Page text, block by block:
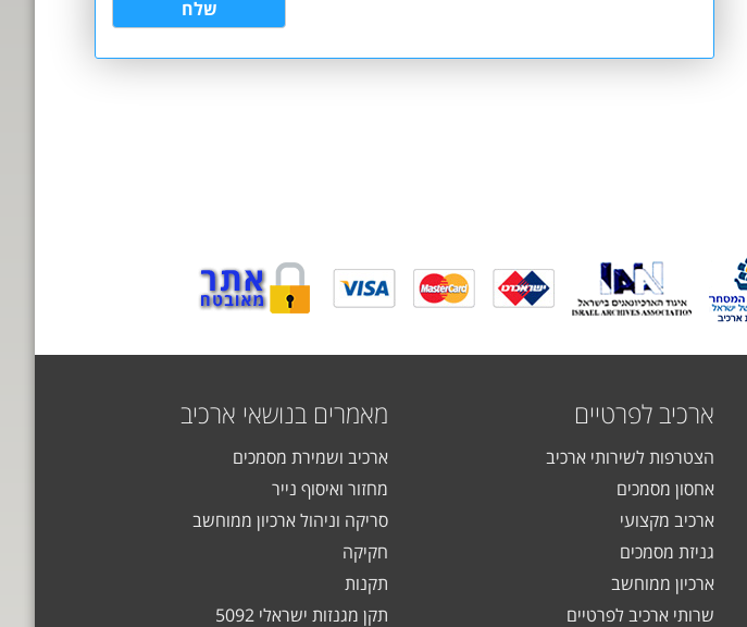
מאמרים בנושאי ארכיב
ארכיב ושמירת מסמכים
מחזור ואיסוף נייר
סריקה וניהול ארכיון ממוחשב
חקיקה
תקנות
תקן מגנזות ישראלי 5092
ארכיב לפרטיים
הצטרפות לשירותי ארכיב
אחסון מסמכים
ארכיב מקצועי
גניזת מסמכים
ארכיון ממוחשב
שרותי ארכיב לפרטיים